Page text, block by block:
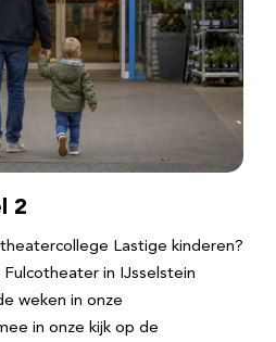
2
Lastige kinderen?
in IJsselstein
weken in onze
in onze kijk op de